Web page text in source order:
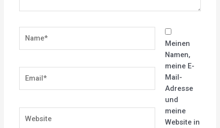
Meinen
Namen,
meine E-
Mail-
Adresse
und
meine
Website in